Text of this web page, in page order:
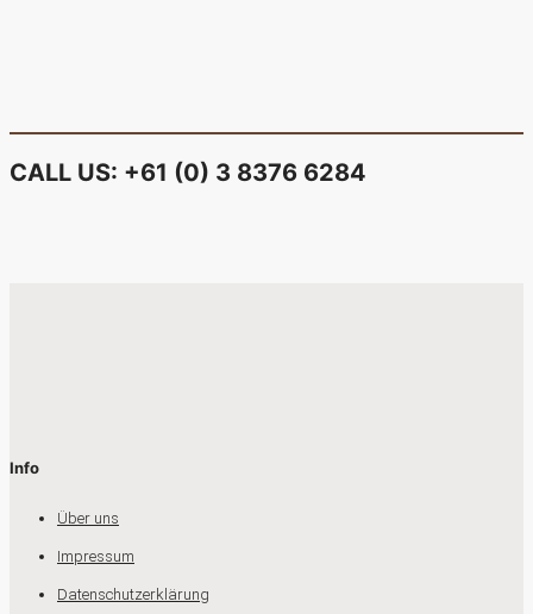
CALL US: +61 (0) 3 8376 6284
Info
Über uns
Impressum
Datenschutzerklärung